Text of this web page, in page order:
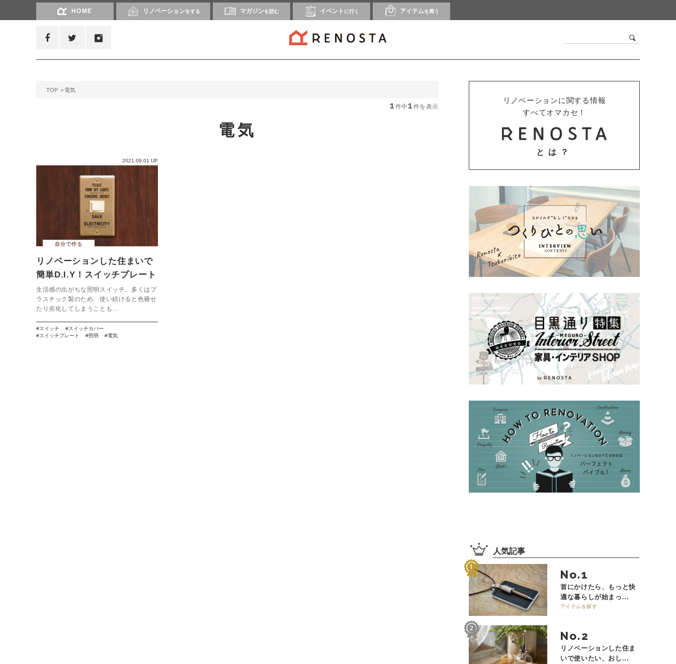
HOME リノベーションをする マガジンを読む イベント に行く アイテムを買う
TOP 電気
1 件中1 件を表示
電気
2021.09.01 UP
自分で作る
リノベーションした住まいで
簡単D.I.Y！スイッチプレート
を変えてみよう
生活感の出がちな照明スイッチ。多くはプ
ラスチック製のため、使い続けると色褪せ
たり劣化してしまうことも...
スイッチ
スイッチカバー
スイッチプレート
照明 電気
リノベーションに関する情報
すべてオマカセ！
とは？
人気記事
No.
首にかけたら、もっと快
適な暮らしが始まっ...
アイテムを探す
No.
リノベーションした住ま
いで使いたい、おし...